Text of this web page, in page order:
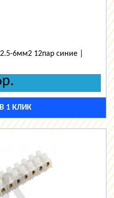
6мм2 12пар синие |
1 КЛИК